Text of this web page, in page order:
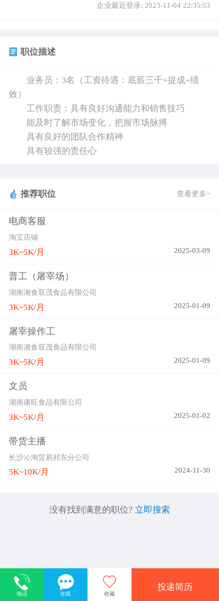
企业最近登录: 2023-11-04 22:35:53
职位描述
业务员：3名（工资待遇：底薪三千+提成+绩
效）
工作职责：具有良好沟通能力和销售技巧
能及时了解市场变化，把握市场脉搏
具有良好的团队合作精神
具有较强的责任心
推荐职位 查看更多>
电商客服
淘宝店铺
3K~5K/月 2025-03-09
普工（屠宰场）
湖南湘食双茂食品有限公司
3K~5K/月 2025-01-09
屠宰操作工
湖南湘食双茂食品有限公司
3K~5K/月 2025-01-09
文员
湖南康旺食品有限公司
3K~5K/月 2025-01-02
带货主播
长沙沁淘贸易祁东分公司
5K~10K/月 2024-11-30
没有找到满意的职位? 立即搜索
电话 在线 收藏
投递简历